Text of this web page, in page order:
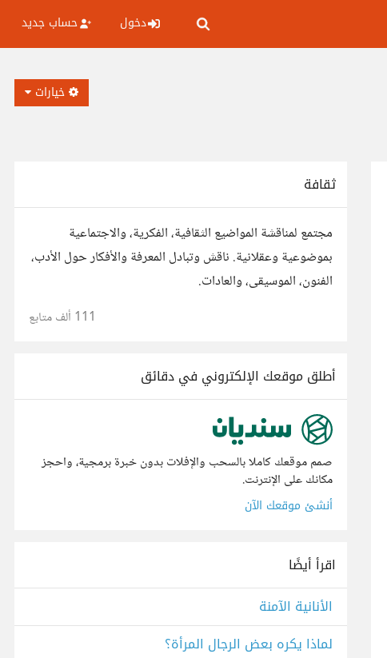
دخول حساب جديد
خيارات
ثقافة
مجتمع لمناقشة المواضيع الثقافية، الفكرية، والاجتماعية
بموضوعية وعقلانية. ناقش وتبادل المعرفة والأفكار حول الأدب،
الفنون، الموسيقى، والعادات.
111 ألف متابع
أطلق موقعك الإلكتروني في دقائق
صمم موقعك كاملا بالسحب والإفلات بدون خبرة برمجية، واحجز
مكانك على الإنترنت.
أنشئ موقعك الآن
اقرأ أيضًا
الأنانية الآمنة
لماذا يكره بعض الرجال المرأة؟